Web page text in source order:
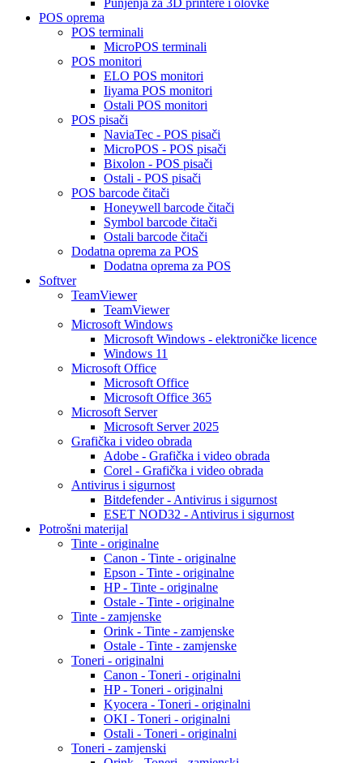
Punjenja za 3D printere i olovke
POS oprema
POS terminali
MicroPOS terminali
POS monitori
ELO POS monitori
Iiyama POS monitori
Ostali POS monitori
POS pisači
NaviaTec - POS pisači
MicroPOS - POS pisači
Bixolon - POS pisači
Ostali - POS pisači
POS barcode čitači
Honeywell barcode čitači
Symbol barcode čitači
Ostali barcode čitači
Dodatna oprema za POS
Dodatna oprema za POS
Softver
TeamViewer
TeamViewer
Microsoft Windows
Microsoft Windows - elektroničke licence
Windows 11
Microsoft Office
Microsoft Office
Microsoft Office 365
Microsoft Server
Microsoft Server 2025
Grafička i video obrada
Adobe - Grafička i video obrada
Corel - Grafička i video obrada
Antivirus i sigurnost
Bitdefender - Antivirus i sigurnost
ESET NOD32 - Antivirus i sigurnost
Potrošni materijal
Tinte - originalne
Canon - Tinte - originalne
Epson - Tinte - originalne
HP - Tinte - originalne
Ostale - Tinte - originalne
Tinte - zamjenske
Orink - Tinte - zamjenske
Ostale - Tinte - zamjenske
Toneri - originalni
Canon - Toneri - originalni
HP - Toneri - originalni
Kyocera - Toneri - originalni
OKI - Toneri - originalni
Ostali - Toneri - originalni
Toneri - zamjenski